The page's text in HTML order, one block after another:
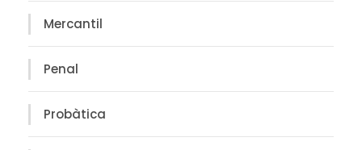
Mercantil
Penal
Probàtica